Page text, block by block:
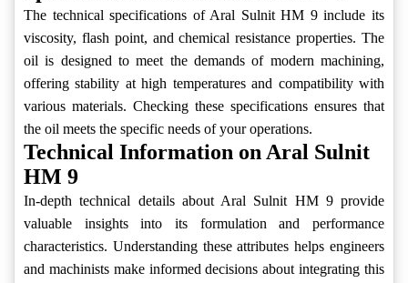
The technical specifications of Aral Sulnit HM 9 include its
viscosity, flash point, and chemical resistance properties. The
oil is designed to meet the demands of modern machining,
offering stability at high temperatures and compatibility with
various materials. Checking these specifications ensures that
the oil meets the specific needs of your operations.
Technical Information on Aral Sulnit
HM 9
In-depth technical details about Aral Sulnit HM 9 provide
valuable insights into its formulation and performance
characteristics. Understanding these attributes helps engineers
and machinists make informed decisions about integrating this